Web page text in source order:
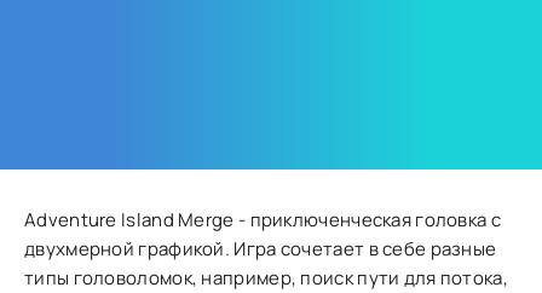
Adventure Island Merge - приключенческая головка с
двухмерной графикой. Игра сочетает в себе разные
типы головоломок, например, поиск пути для потока,